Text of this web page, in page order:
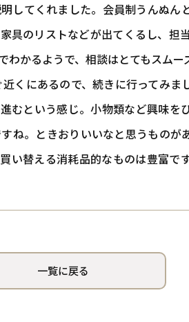
してくれました。会員制うんぬん
具のリストなどが出てくるし、担
かるようで、相談はとてもスムー
くにあるので、続きに行ってみま
むという感じ。小物類など興味を
ね。ときおりいいなと思うものが
い替える消耗品的なものは豊富で
一覧に戻る